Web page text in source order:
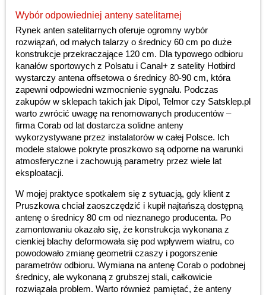
Wybór odpowiedniej anteny satelitarnej
Rynek anten satelitarnych oferuje ogromny wybór
rozwiązań, od małych talarzy o średnicy 60 cm po duże
konstrukcje przekraczające 120 cm. Dla typowego odbioru
kanałów sportowych z Polsatu i Canal+ z satelity Hotbird
wystarczy antena offsetowa o średnicy 80-90 cm, która
zapewni odpowiedni wzmocnienie sygnału. Podczas
zakupów w sklepach takich jak Dipol, Telmor czy Satsklep.pl
warto zwrócić uwagę na renomowanych producentów –
firma Corab od lat dostarcza solidne anteny
wykorzystywane przez instalatorów w całej Polsce. Ich
modele stalowe pokryte proszkowo są odporne na warunki
atmosferyczne i zachowują parametry przez wiele lat
eksploatacji.
W mojej praktyce spotkałem się z sytuacją, gdy klient z
Pruszkowa chciał zaoszczędzić i kupił najtańszą dostępną
antenę o średnicy 80 cm od nieznanego producenta. Po
zamontowaniu okazało się, że konstrukcja wykonana z
cienkiej blachy deformowała się pod wpływem wiatru, co
powodowało zmianę geometrii czaszy i pogorszenie
parametrów odbioru. Wymiana na antenę Corab o podobnej
średnicy, ale wykonaną z grubszej stali, całkowicie
rozwiązała problem. Warto również pamiętać, że anteny